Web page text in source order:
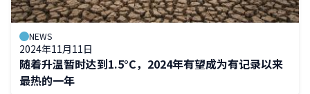
NEWS
2024年11月11日
随着升温暂时达到1.5°C，2024年有望成为有记录以来
最热的一年